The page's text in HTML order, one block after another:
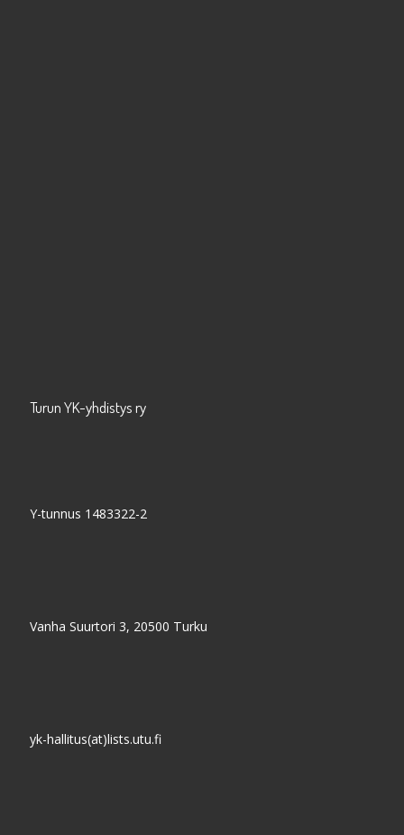
Turun YK-yhdistys ry
Y-tunnus 1483322-2
Vanha Suurtori 3, 20500 Turku
yk-hallitus(at)lists.utu.fi